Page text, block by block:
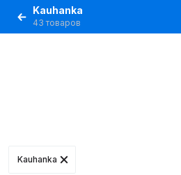
Kauhanka
43 товаров
Kauhanka